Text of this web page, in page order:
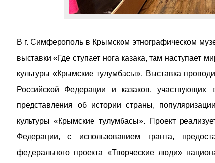
В г. Симферополь в Крымском этнографическом
выставки «Где ступает нога казака, там наступает
культуры «Крымские тулумбасы». Выставка
Российской Федерации и казаков,
представления об истории страны,
культуры «Крымские тулумбасы». Проект
Федерации, с использованием гранта,
федерального проекта «Творческие люди»